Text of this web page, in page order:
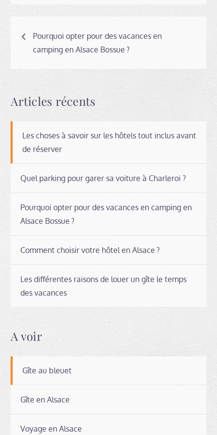
Navigation
Pourquoi opter pour des vacances en
camping en Alsace Bossue ?
Articles récents
Les choses à savoir sur les hôtels tout inclus avant
de réserver
Quel parking pour garer sa voiture à Charleroi ?
Pourquoi opter pour des vacances en camping en
Alsace Bossue ?
Comment choisir votre hôtel en Alsace ?
Les différentes raisons de louer un gîte le temps
des vacances
A voir
Gîte au bleuet
Gîte en Alsace
Voyage en Alsace